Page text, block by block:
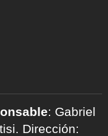
: Gabriel
Dirección: